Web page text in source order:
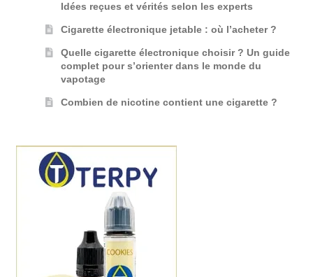
Idées reçues et vérités selon les experts
Cigarette électronique jetable : où l’acheter ?
Quelle cigarette électronique choisir ? Un guide
complet pour s’orienter dans le monde du
vapotage
Combien de nicotine contient une cigarette ?